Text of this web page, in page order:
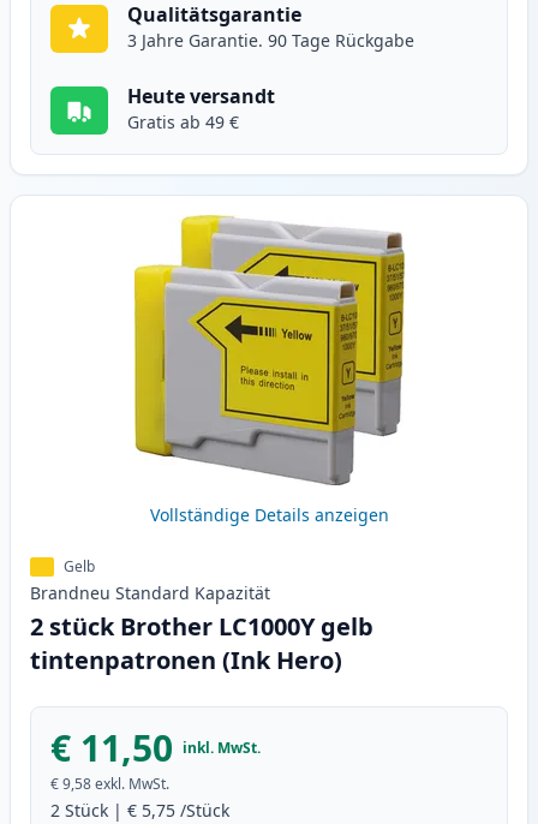
Qualitätsgarantie
3 Jahre Garantie. 90 Tage Rückgabe
Heute versandt
Gratis ab 49 €
Vollständige Details anzeigen
Gelb
Brandneu Standard Kapazität
2 stück Brother LC1000Y gelb
tintenpatronen (Ink Hero)
€ 11,50 inkl. MwSt.
€ 9,58exkl. MwSt.
2 Stück | € 5,75 /Stück